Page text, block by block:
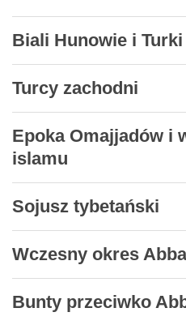
Biali Hunowie i Turki
Turcy zachodni
Epoka Omajjadów i
islamu
Sojusz tybetański
Wczesny okres
Bunty przeciwko